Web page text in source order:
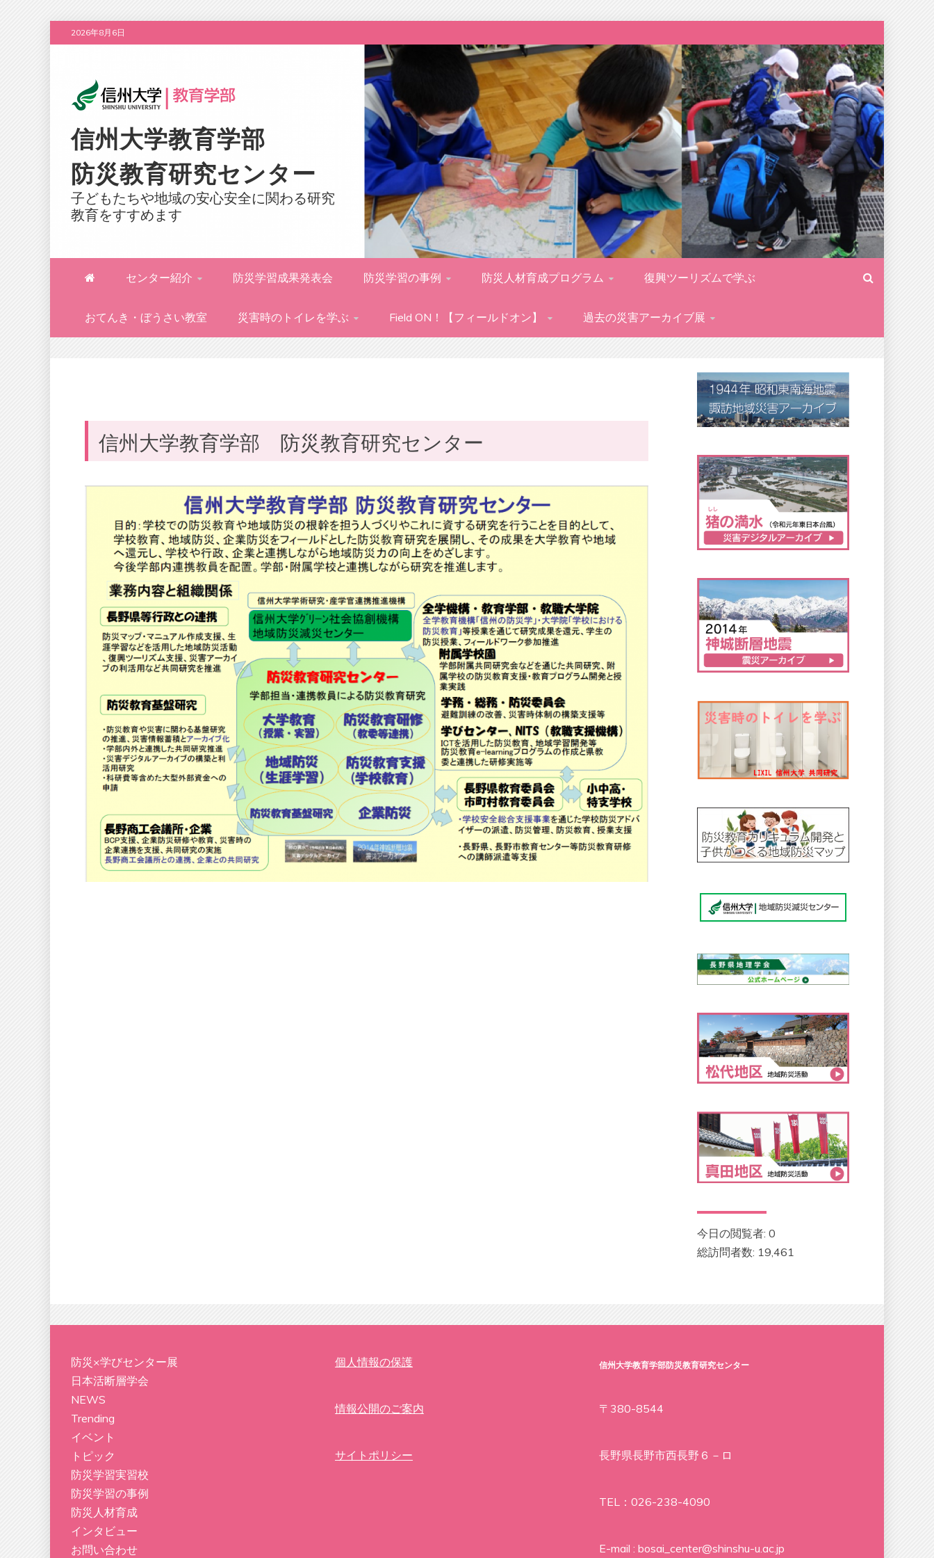
to
2026年8月6日
信州大学教育学部
防災教育研究センター
子どもたちや地域の安心安全に関わる研究
教育をすすめます
センター紹介 防災学習成果発表会 防災学習の事例 防災人材育成プログラム 復興ツーリズムで学ぶ
おてんき・ぼうさい教室 災害時のトイレを学ぶ Field ON！【フィールドオン】 過去の災害アーカイブ展
信州大学教育学部 防災教育研究センター
今日の閲覧者:0
総訪問者数: 19,461
防災×学びセンター展
日本活断層学会
NEWS
Trending
イベント
トピック
防災学習実習校
防災学習の事例
防災人材育成
インタビュー
お問い合わせ
個人情報の保護
情報公開のご案内
サイトポリシー
信州大学教育学部防災教育研究センター
〒380-8544
長野県長野市西長野６－ロ
TEL：026-238-4090
E-mail : bosai_center@shinshu-u.ac.jp